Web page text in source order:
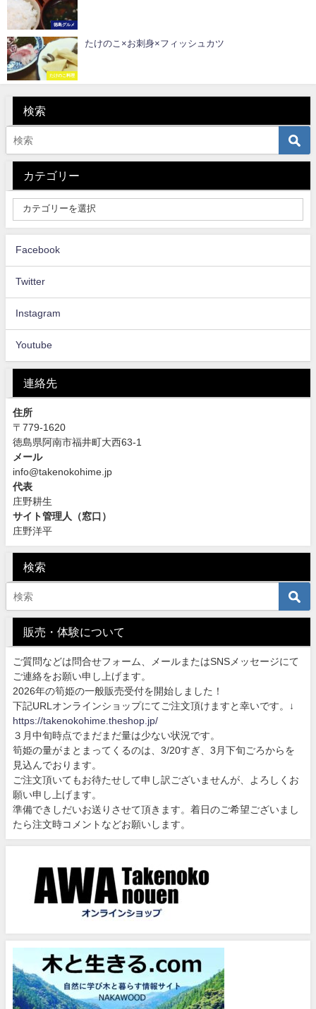
徳島グルメ
たけのこ料理
たけのこ×お刺身×フィッシュカツ
検索
カテゴリー
Facebook
Twitter
Instagram
Youtube
連絡先
住所
〒779-1620
徳島県阿南市福井町大西63-1
メール
info@takenokohime.jp
代表
庄野耕生
サイト管理人（窓口）
庄野洋平
検索
販売・体験について
ご質問などは問合せフォーム、メールまたはSNSメッセージにて
ご連絡をお願い申し上げます。
2026年の筍姫の一般販売受付を開始しました！
下記URLオンラインショップにてご注文頂けますと幸いです。↓
https://takenokohime.theshop.jp/
３月中旬時点でまだまだ量は少ない状況です。
筍姫の量がまとまってくるのは、3/20すぎ、3月下旬ごろからを
見込んでおります。
ご注文頂いてもお待たせして申し訳ございませんが、よろしくお
願い申し上げます。
準備できしだいお送りさせて頂きます。着日のご希望ございまし
たら注文時コメントなどお願いします。